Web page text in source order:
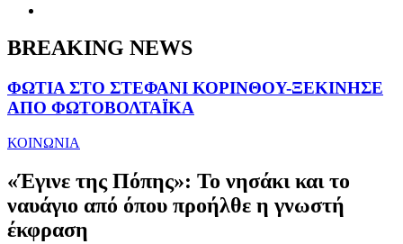
BREAKING NEWS
ΦΩΤΙΑ ΣΤΟ ΣΤΕΦΑΝΙ ΚΟΡΙΝΘΟΥ-ΞΕΚΙΝΗΣΕ
ΑΠΟ ΦΩΤΟΒΟΛΤΑΪΚΑ
ΚΟΙΝΩΝΙΑ
«Έγινε της Πόπης»: Το νησάκι και το
ναυάγιο από όπου προήλθε η γνωστή
έκφραση